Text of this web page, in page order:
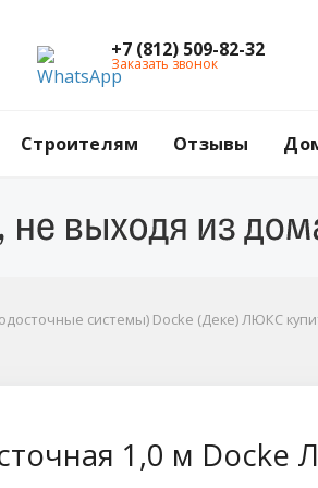
+7 (812) 509-82-32
Заказать звонок
Строителям Отзывы
цвет латте
системы) Docke (Деке) ЛЮКС
1,0 м Docke